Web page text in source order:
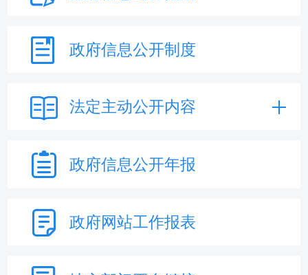
政府信息公开制度
法定主动公开内容
政府信息公开年报
政府网站工作报表